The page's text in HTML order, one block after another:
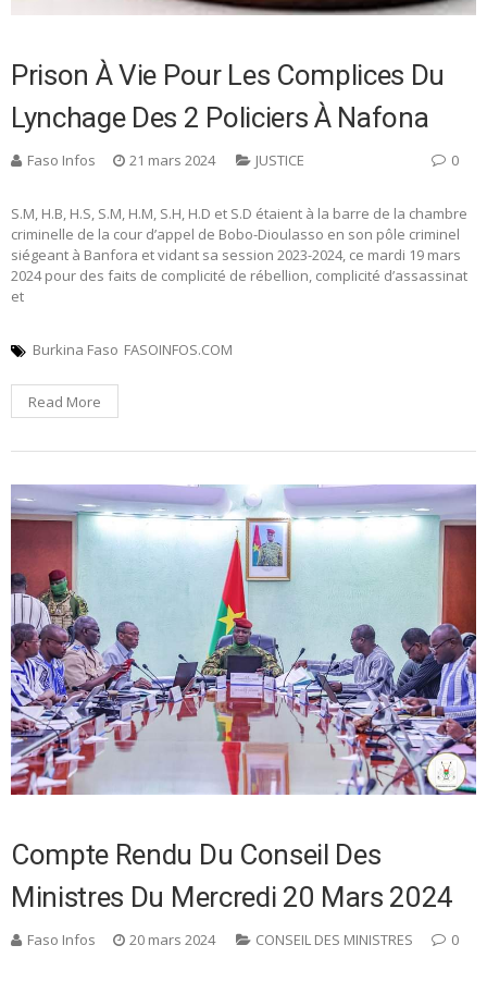
Prison À Vie Pour Les Complices Du
Lynchage Des 2 Policiers À Nafona
Faso Infos 21 mars 2024 JUSTICE 0
S.M, H.B, H.S, S.M, H.M, S.H, H.D et S.D étaient à la barre de la chambre
criminelle de la cour d’appel de Bobo-Dioulasso en son pôle criminel
siégeant à Banfora et vidant sa session 2023-2024, ce mardi 19 mars
2024 pour des faits de complicité de rébellion, complicité d’assassinat
et
Burkina Faso FASOINFOS.COM
Read More
Compte Rendu Du Conseil Des
Ministres Du Mercredi 20 Mars 2024
Faso Infos 20 mars 2024 CONSEIL DES MINISTRES 0